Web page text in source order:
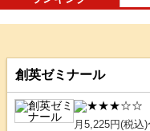
創英ゼミナール
月5,225円(税込